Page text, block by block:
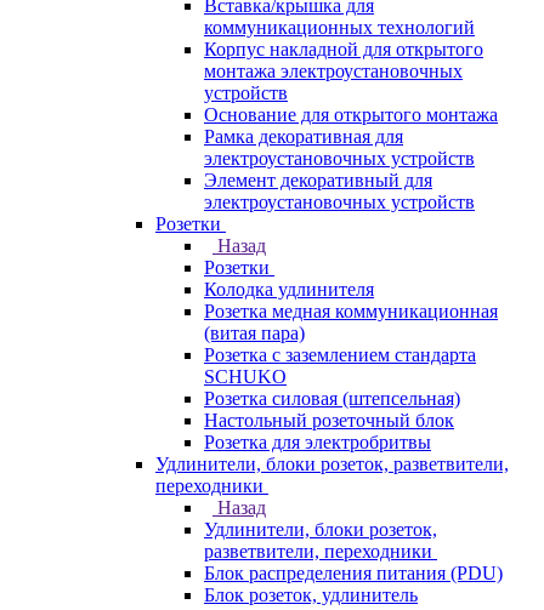
Вставка/крышка для
коммуникационных технологий
Корпус накладной для открытого
монтажа электроустановочных
устройств
Основание для открытого монтажа
Рамка декоративная для
электроустановочных устройств
Элемент декоративный для
электроустановочных устройств
Розетки
Назад
Розетки
Колодка удлинителя
Розетка медная коммуникационная
(витая пара)
Розетка с заземлением стандарта
SCHUKO
Розетка силовая (штепсельная)
Настольный розеточный блок
Розетка для электробритвы
Удлинители, блоки розеток, разветвители,
переходники
Назад
Удлинители, блоки розеток,
разветвители, переходники
Блок распределения питания (PDU)
Блок розеток, удлинитель